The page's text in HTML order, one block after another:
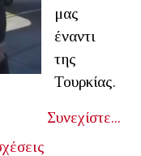
μας
έναντι
της
Τουρκίας.
Συνεχίστε...